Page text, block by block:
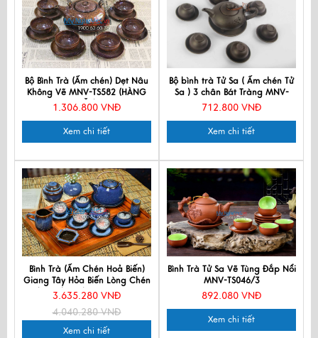
Bộ Bình Trà (Ấm chén) Dẹt Nâu
Không Vẽ MNV-TS582 (HÀNG
ĐẶT)
1.306.800 VNĐ
Xem chi tiết
Bộ bình trà Tử Sa ( Ấm chén Tử
Sa ) 3 chân Bát Tràng MNV-
TS041
712.800 VNĐ
Xem chi tiết
Bình Trà (Ấm Chén Hoả Biến)
Giang Tây Hỏa Biến Lòng Chén
3D kèm Phụ Kiện MNV-PKTS657
3.635.280 VNĐ
4.040.280 VNĐ
Xem chi tiết
Bình Trà Tử Sa Vẽ Tùng Đắp Nổi
MNV-TS046/3
892.080 VNĐ
Xem chi tiết